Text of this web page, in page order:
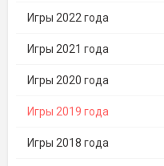
Игры 2022 года
Игры 2021 года
Игры 2020 года
Игры 2019 года
Игры 2018 года